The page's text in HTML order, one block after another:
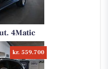
4Matic
kr. 559.700